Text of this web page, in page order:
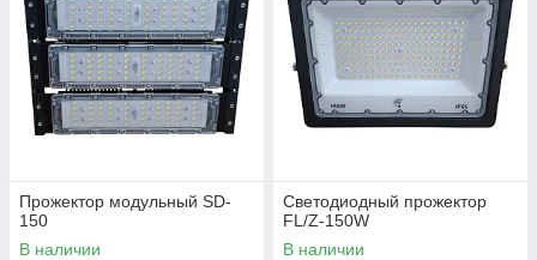
Прожектор модульный SD-
150
В наличии
Светодиодный прожектор
FL/Z-150W
В наличии